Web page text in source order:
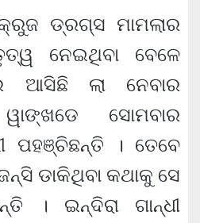
ଡ୍ରଗ୍ସ ମାମଲାର
ନେଇଥିବା ବେଳେ
ଆସିଛି ଲା ନେବାର
ସୋମବାର
ପହଞ୍ଚିଛନ୍ତି । ତେବେ
ଡାକିଥିବା କଥାକୁ ସେ
। ଇନ୍ଦିରା ଗାନ୍ଧୀ